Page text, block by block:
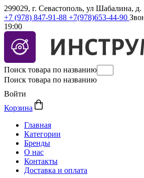
299029, г. Севастополь, ул Шабалина,
+7 (978) 847-91-88 +7(978)653-44-90
19:00
Поиск товара по названию
Поиск товара по названию
Войти
Корзина
Главная
Категории
Бренды
О нас
Контакты
Доставка и оплата